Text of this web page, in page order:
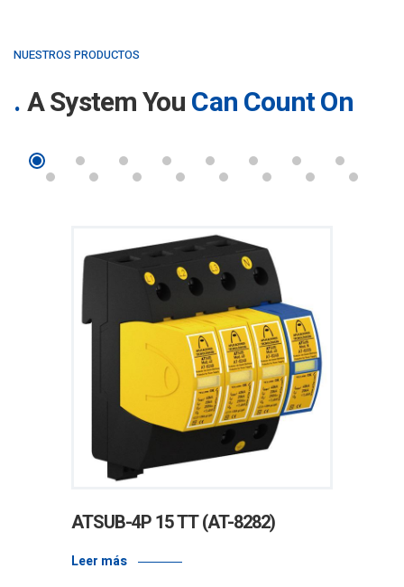
NUESTROS PRODUCTOS
A System YouCan Count On
ATSUB-4P 15 TT (AT-8282)
Leer más